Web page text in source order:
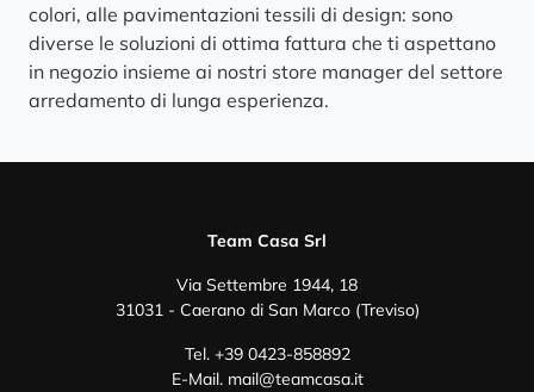
colori, alle pavimentazioni tessili di design: sono
diverse le soluzioni di ottima fattura che ti aspettano
in negozio insieme ai nostri store manager del settore
arredamento di lunga esperienza.
Team Casa Srl
Via Settembre 1944, 18
31031 - Caerano di San Marco (Treviso)
Tel. +39 0423-858892
E-Mail. mail@teamcasa.it